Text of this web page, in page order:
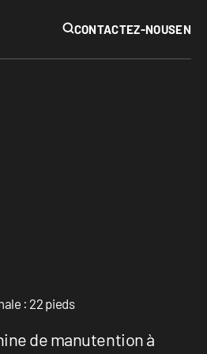
RECHERCHER
CONTACTEZ-NOUSEN
: 22 pieds
de manutention à